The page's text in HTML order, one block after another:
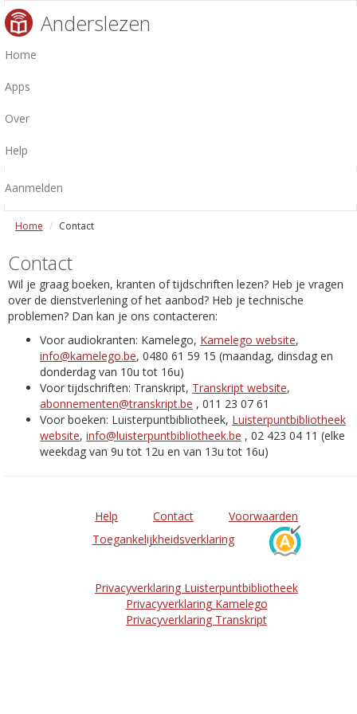
Anderslezen
Home
Apps
Over
Help
Aanmelden
Home Contact
Contact
Wil je graag boeken, kranten of tijdschriften lezen? Heb je vragen
over de dienstverlening of het aanbod? Heb je technische
problemen? Dan kan je ons contacteren:
Voor audiokranten: Kamelego, Kamelego website,
info@kamelego.be, 0480 61 59 15 (maandag, dinsdag en
donderdag van 10u tot 16u)
Voor tijdschriften: Transkript, Transkript website,
abonnementen@transkript.be , 011 23 07 61
Voor boeken: Luisterpuntbibliotheek, Luisterpuntbibliotheek
website, info@luisterpuntbibliotheek.be , 02 423 04 11 (elke
weekdag van 9u tot 12u en van 13u tot 16u)
Help Contact
Voorwaarden
Toegankelijkheidsverklaring
Privacyverklaring Luisterpuntbibliotheek
Privacyverklaring Kamelego
Privacyverklaring Transkript